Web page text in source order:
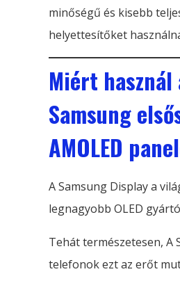
minőségű és kisebb
helyettesítőket
Miért használ
Samsung
AMOLED
A Samsung Display a
legnagyobb OLED
Tehát természetesen, A
telefonok ezt az erőt